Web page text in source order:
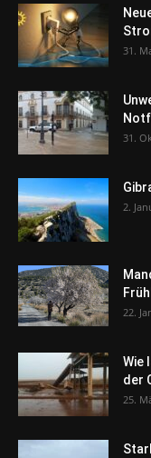
31.
31.
2.
22.
Wie
der
25.